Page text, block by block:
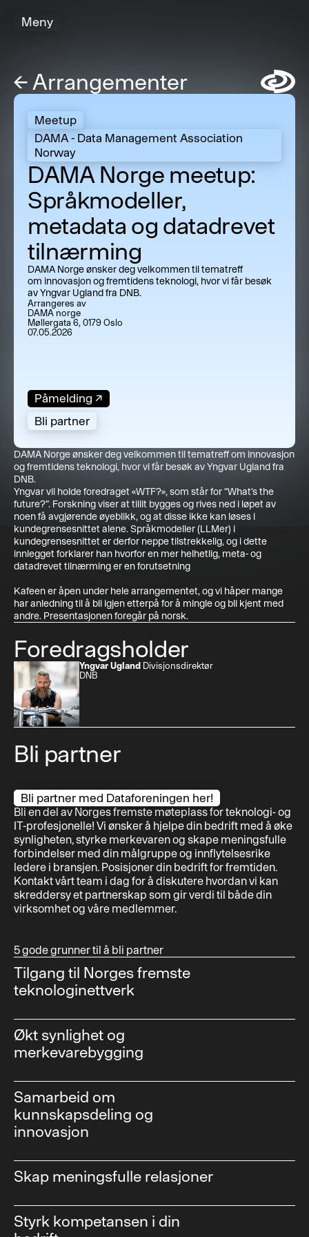
Meny
← Arrangementer Symbol
Meetup
DAMA - Data Management Association
Norway
DAMA Norge meetup:
Språkmodeller,
metadata og datadrevet
tilnærming
DAMA Norge ønsker deg velkommen til tematreff
om innovasjon og fremtidens teknologi, hvor vi får besøk
av Yngvar Ugland fra DNB.
Arrangeres av
DAMA norge
Møllergata 6, 0179 Oslo
07.05.2026
Påmelding ↗
Bli partner
DAMA Norge ønsker deg velkommen til tematreff om innovasjon
og fremtidens teknologi, hvor vi får besøk av Yngvar Ugland fra
DNB.
Yngvar vil holde foredraget «WTF?», som står for “What’s the
future?”. Forskning viser at tillit bygges og rives ned i løpet av
noen få avgjørende øyeblikk, og at disse ikke kan løses i
kundegrensesnittet alene. Språkmodeller (LLMer) i
kundegrensesnittet er derfor neppe tilstrekkelig, og i dette
innlegget forklarer han hvorfor en mer helhetlig, meta- og
datadrevet tilnærming er en forutsetning
Kafeen er åpen under hele arrangementet, og vi håper mange
har anledning til å bli igjen etterpå for å mingle og bli kjent med
andre. Presentasjonen foregår på norsk.
Foredragsholder
Yngvar Ugland Divisjonsdirektør
DNB
Vis profil
Bli partner
Bli partner med Dataforeningen her!
Bli en del av Norges fremste møteplass for teknologi- og
IT-profesjonelle! Vi ønsker å hjelpe din bedrift med å øke
synligheten, styrke merkevaren og skape meningsfulle
forbindelser med din målgruppe og innflytelsesrike
ledere i bransjen. Posisjoner din bedrift for fremtiden.
Kontakt vårt team i dag for å diskutere hvordan vi kan
skreddersy et partnerskap som gir verdi til både din
virksomhet og våre medlemmer.
5 gode grunner til å bli partner
Tilgang til Norges fremste
teknologinettverk
Økt synlighet og
merkevarebygging
Samarbeid om
kunnskapsdeling og
innovasjon
Skap meningsfulle relasjoner
Styrk kompetansen i din